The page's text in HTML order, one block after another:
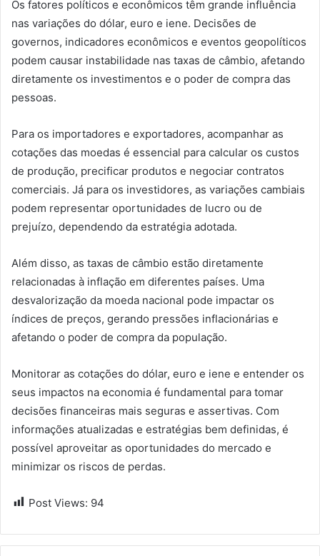
Os fatores políticos e econômicos têm grande influência
nas variações do dólar, euro e iene. Decisões de
governos, indicadores econômicos e eventos geopolíticos
podem causar instabilidade nas taxas de câmbio, afetando
diretamente os investimentos e o poder de compra das
pessoas.
Para os importadores e exportadores, acompanhar as
cotações das moedas é essencial para calcular os custos
de produção, precificar produtos e negociar contratos
comerciais. Já para os investidores, as variações cambiais
podem representar oportunidades de lucro ou de
prejuízo, dependendo da estratégia adotada.
Além disso, as taxas de câmbio estão diretamente
relacionadas à inflação em diferentes países. Uma
desvalorização da moeda nacional pode impactar os
índices de preços, gerando pressões inflacionárias e
afetando o poder de compra da população.
Monitorar as cotações do dólar, euro e iene e entender os
seus impactos na economia é fundamental para tomar
decisões financeiras mais seguras e assertivas. Com
informações atualizadas e estratégias bem definidas, é
possível aproveitar as oportunidades do mercado e
minimizar os riscos de perdas.
Post Views: 94